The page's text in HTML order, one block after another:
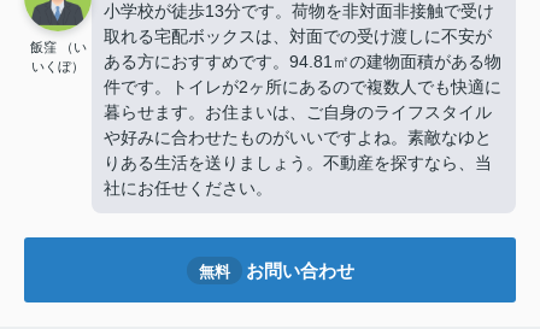
飯窪 （い
いくぼ）
小学校が徒歩13分です。荷物を非対面非接触で受け
取れる宅配ボックスは、対面での受け渡しに不安が
ある方におすすめです。94.81㎡の建物面積がある物
件です。トイレが2ヶ所にあるので複数人でも快適に
暮らせます。お住まいは、ご自身のライフスタイル
や好みに合わせたものがいいですよね。素敵なゆと
りある生活を送りましょう。不動産を探すなら、当
社にお任せください。
無料 お問い合わせ